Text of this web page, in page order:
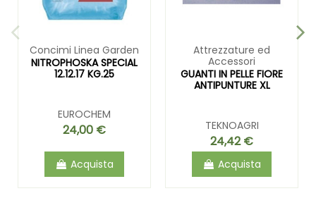
Concimi Linea Garden
NITROPHOSKA SPECIAL
12.12.17 KG.25
EUROCHEM
24,00 €
Acquista
Attrezzature ed
Accessori
GUANTI IN PELLE FIORE
ANTIPUNTURE XL
TEKNOAGRI
24,42 €
Acquista